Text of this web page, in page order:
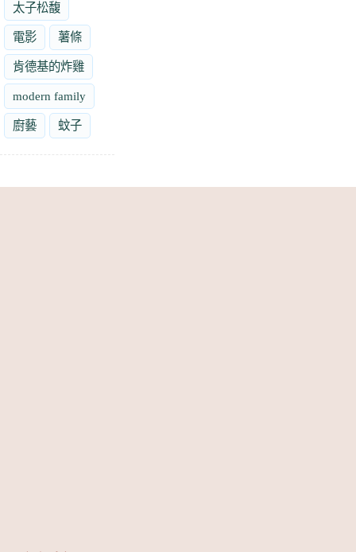
太子松馥
電影 薯條
肯德基的炸雞
modern family
廚藝 蚊子